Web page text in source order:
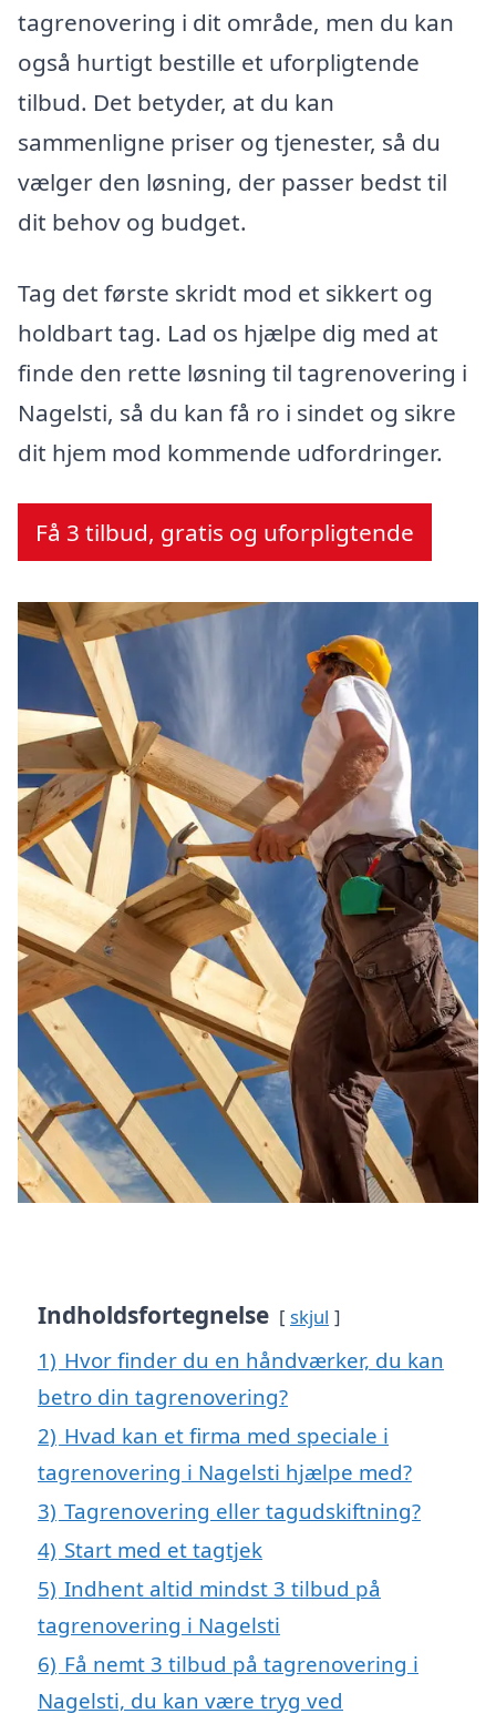
tagrenovering i dit område, men du kan
også hurtigt bestille et uforpligtende
tilbud. Det betyder, at du kan
sammenligne priser og tjenester, så du
vælger den løsning, der passer bedst til
dit behov og budget.
Tag det første skridt mod et sikkert og
holdbart tag. Lad os hjælpe dig med at
finde den rette løsning til tagrenovering i
Nagelsti, så du kan få ro i sindet og sikre
dit hjem mod kommende udfordringer.
Få 3 tilbud, gratis og uforpligtende
Indholdsfortegnelse skjul
1) Hvor finder du en håndværker, du kan
betro din tagrenovering?
2) Hvad kan et firma med speciale i
tagrenovering i Nagelsti hjælpe med?
3) Tagrenovering eller tagudskiftning?
4) Start med et tagtjek
5) Indhent altid mindst 3 tilbud på
tagrenovering i Nagelsti
6) Få nemt 3 tilbud på tagrenovering i
Nagelsti, du kan være tryg ved